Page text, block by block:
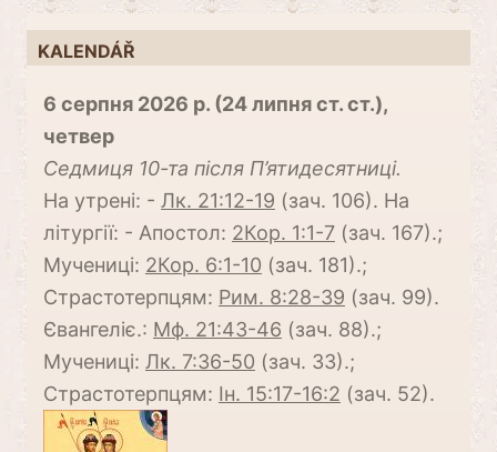
KALENDÁŘ
6 серпня 2026 р. (24 липня ст. ст.),
четвер
Cедмиця 10-та після П’ятидесятниці.
На утрені: - Лк. 21:12-19 (зач. 106). На
літургії: - Апостол: 2Кор. 1:1-7(зач. 167).;
Мучениці: 2Кор. 6:1-10 (зач. 181).;
Страстотерпцям: Рим. 8:28-39 (зач. 99).
Євангеліє.: Мф. 21:43-46 (зач. 88).;
Мучениці: Лк. 7:36-50 (зач. 33).;
Страстотерпцям: Ін. 15:17-16:2 (зач. 52).